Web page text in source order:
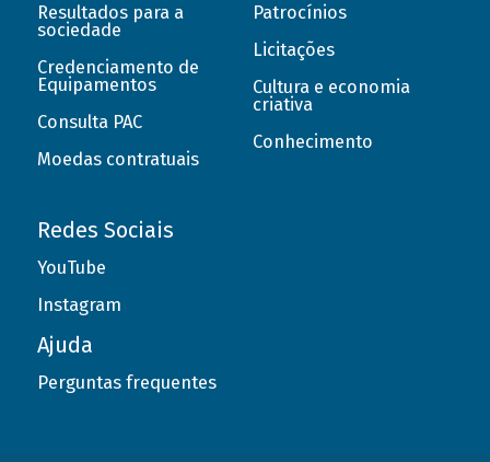
Resultados para a
sociedade
Credenciamento de
Equipamentos
Consulta PAC
Moedas contratuais
Patrocínios
Licitações
Cultura e economia
criativa
Conhecimento
Redes Sociais
YouTube
Instagram
Ajuda
Perguntas frequentes